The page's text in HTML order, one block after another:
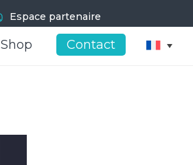
Espace partenaire
Contact
Shop Contact
Shop